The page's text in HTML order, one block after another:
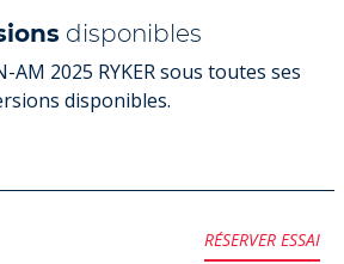
disponibles
AM 2025 RYKER sous toutes ses
disponibles.
RÉSERVER ESSAI